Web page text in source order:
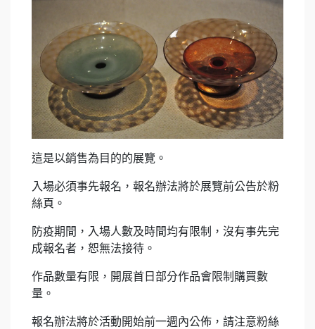
這是以銷售為目的的展覽。
入場必須事先報名，報名辦法將於展覽前公告於粉
絲頁。
防疫期間，入場人數及時間均有限制，沒有事先完
成報名者，恕無法接待。
作品數量有限，開展首日部分作品會限制購買數
量。
報名辦法將於活動開始前一週內公佈，請注意粉絲